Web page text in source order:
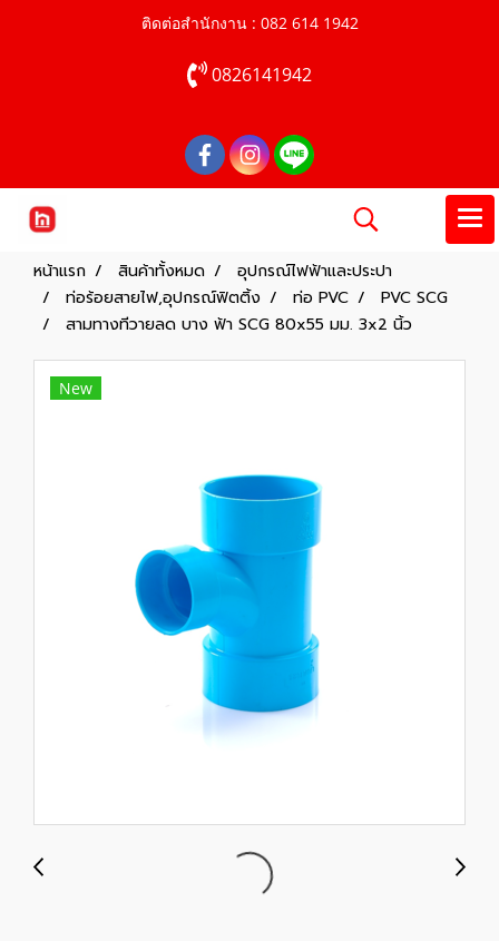
ติดต่อสำนักงาน : 082 614 1942
0826141942
หน้าแรก สินค้าทั้งหมด
อุปกรณ์ไฟฟ้าและประปา
ท่อร้อยสายไฟ,อุปกรณ์ฟิตติ้ง
ท่อ PVC
PVC SCG
สามทางทีวายลด บาง ฟ้า SCG 80x55 มม. 3x2 นิ้ว
New